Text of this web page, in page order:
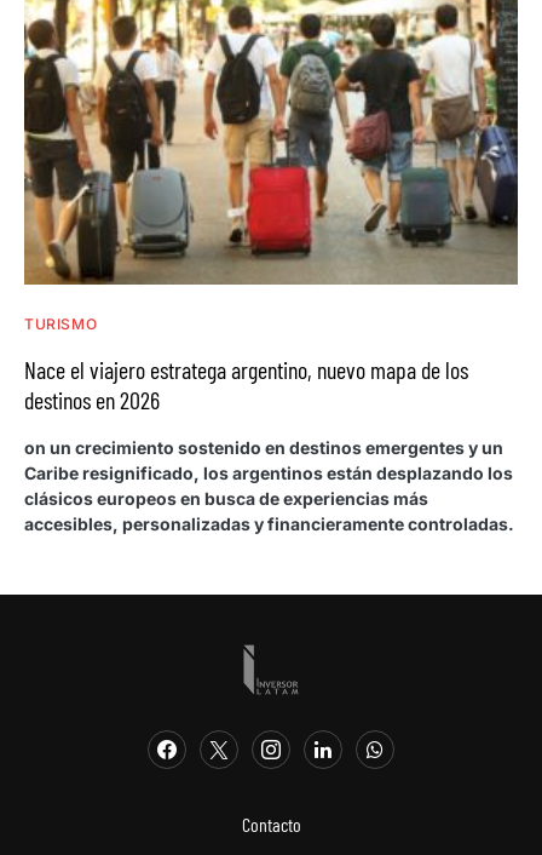
TURISMO
Nace el viajero estratega argentino, nuevo mapa de los
destinos en 2026
on un crecimiento sostenido en destinos emergentes y un
Caribe resignificado, los argentinos están desplazando los
clásicos europeos en busca de experiencias más
accesibles, personalizadas y financieramente controladas.
Contacto